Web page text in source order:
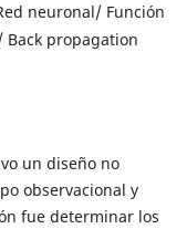
neuronal/ Función
propagation
un diseño no
observacional y
fue determinar los